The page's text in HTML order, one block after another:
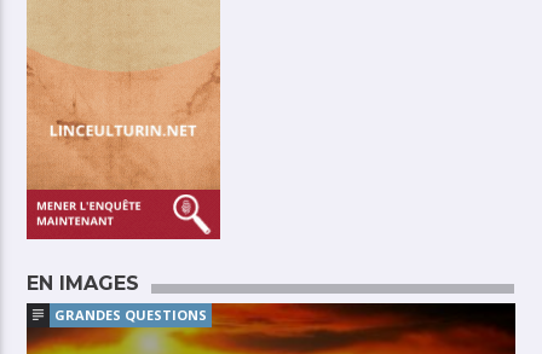
EN IMAGES
GRANDES QUESTIONS